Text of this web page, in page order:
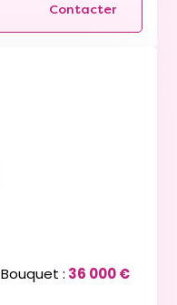
Contacter
Bouquet : 36 000 €